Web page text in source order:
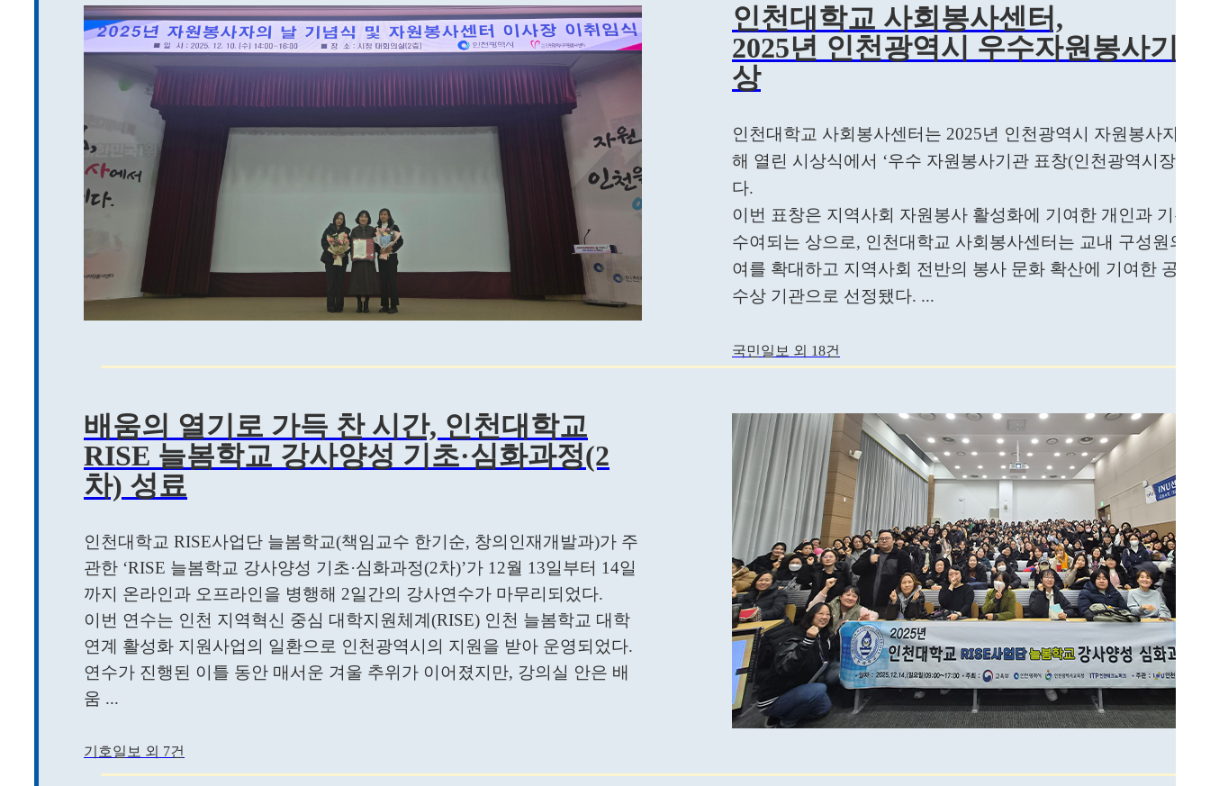
인천대학교 사회봉사센터,
2025년 인천광역시 우수자원봉사기
상
인천대학교 사회봉사센터는 2025년 인천광역시 자원봉사자의
해 열린 시상식에서 ‘우수 자원봉사기관 표창(인천광역시장상)’
다.
이번 표창은 지역사회 자원봉사 활성화에 기여한 개인과 기관
수여되는 상으로, 인천대학교 사회봉사센터는 교내 구성원의
여를 확대하고 지역사회 전반의 봉사 문화 확산에 기여한 공로
수상 기관으로 선정됐다. ...
국민일보 외 18건
배움의 열기로 가득 찬 시간, 인천대학교
RISE 늘봄학교 강사양성 기초·심화과정(2
차) 성료
인천대학교 RISE사업단 늘봄학교(책임교수 한기순, 창의인재개발과)가 주
관한 ‘RISE 늘봄학교 강사양성 기초·심화과정(2차)’가 12월 13일부터 14일
까지 온라인과 오프라인을 병행해 2일간의 강사연수가 마무리되었다.
이번 연수는 인천 지역혁신 중심 대학지원체계(RISE) 인천 늘봄학교 대학
연계 활성화 지원사업의 일환으로 인천광역시의 지원을 받아 운영되었다.
연수가 진행된 이틀 동안 매서운 겨울 추위가 이어졌지만, 강의실 안은 배
움 ...
기호일보 외 7건